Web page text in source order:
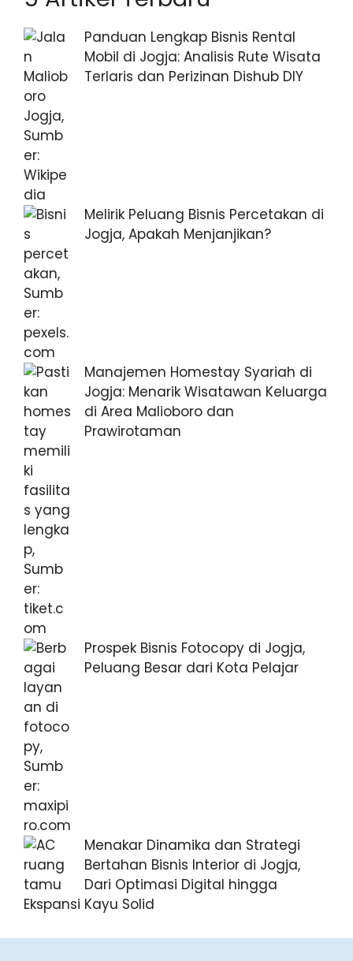
Panduan Lengkap Bisnis Rental
Mobil di Jogja: Analisis Rute Wisata
Terlaris dan Perizinan Dishub DIY
Melirik Peluang Bisnis Percetakan di
Jogja, Apakah Menjanjikan?
Manajemen Homestay Syariah di
Jogja: Menarik Wisatawan Keluarga
di Area Malioboro dan
Prawirotaman
Prospek Bisnis Fotocopy di Jogja,
Peluang Besar dari Kota Pelajar
Menakar Dinamika dan Strategi
Bertahan Bisnis Interior di Jogja,
Dari Optimasi Digital hingga
Ekspansi Kayu Solid